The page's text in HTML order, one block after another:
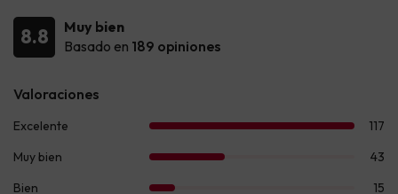
8.8
Muy bien
Basado en 189 opiniones